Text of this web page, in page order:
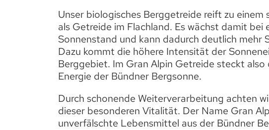
Unser biologisches Berggetreide reift zu
als Getreide im Flachland. Es wächst damit bei
Sonnenstand und kann dadurch deutlich mehr
Dazu kommt die höhere Intensität der
Berggebiet. Im Gran Alpin Getreide steckt also
Energie der Bündner Bergsonne.
Durch schonende Weiterverarbeitung achten
dieser besonderen Vitalität. Der Name Gran
unverfälschte Lebensmittel aus der Bündner